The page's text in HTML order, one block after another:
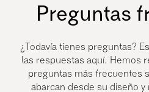
Preguntas
¿Todavía tienes preguntas?
las respuestas aquí. Hemos
preguntas más frecuentes
abarcan desde su diseño